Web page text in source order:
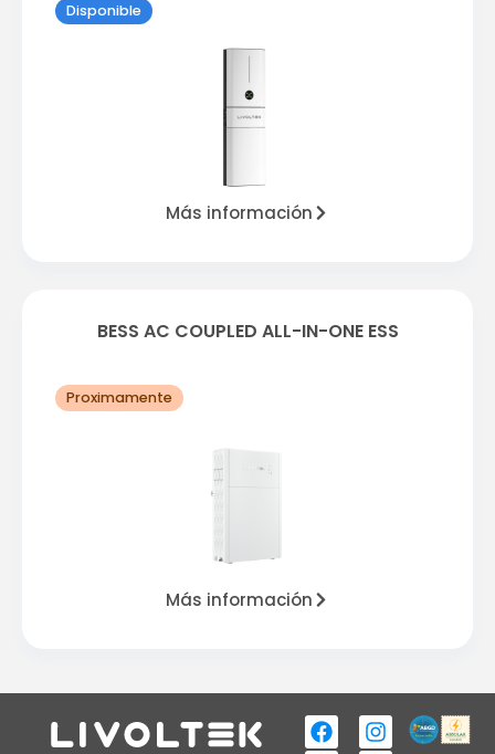
Disponible
Más información
BESS AC COUPLED ALL-IN-ONE ESS
Proximamente
Más información